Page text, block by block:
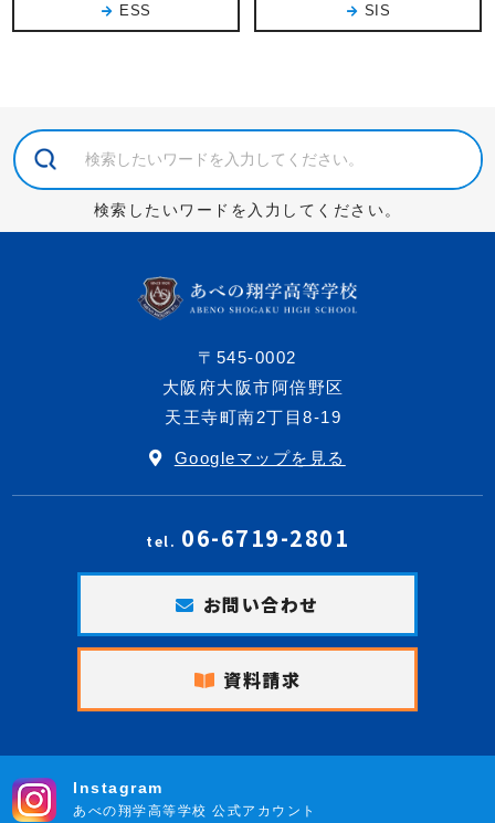
ESS SIS
検索したいワードを入力してください。
〒545-0002
大阪府大阪市阿倍野区
天王寺町南2丁目8-19
Googleマップを見る
tel. 06-6719-2801
お問い合わせ
資料請求
Instagram
あべの翔学高等学校 公式アカウント